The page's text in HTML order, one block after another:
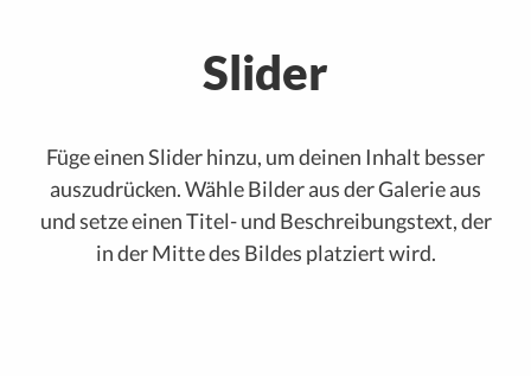
Slider
Füge einen Slider hinzu, um deinen Inhalt besser
auszudrücken. Wähle Bilder aus der Galerie aus
und setze einen Titel- und Beschreibungstext, der
in der Mitte des Bildes platziert wird.